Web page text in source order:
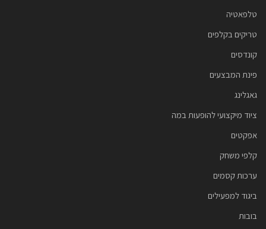
טלפאטיה
טריקים בקלפים
קונדסים
פינת המבצעים
גאגלינג
ציוד מיקצועי להופעות במה
אפקטים
קלפי משחק
ערכות קסמים
ביגוד למפעילים
בובות